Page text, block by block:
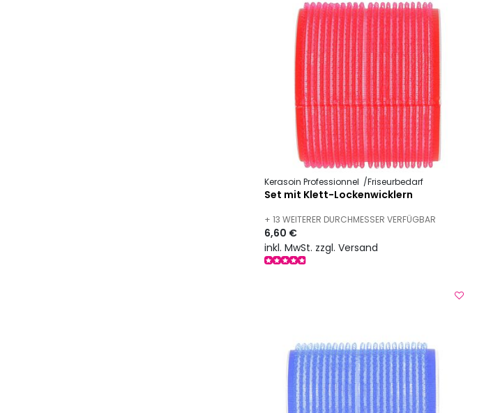
Kerasoin Professionnel Friseurbedarf
Set mit Klett-Lockenwicklern
+ 13 WEITERER DURCHMESSER VERFÜGBAR
6,60 €
inkl. MwSt. zzgl. Versand